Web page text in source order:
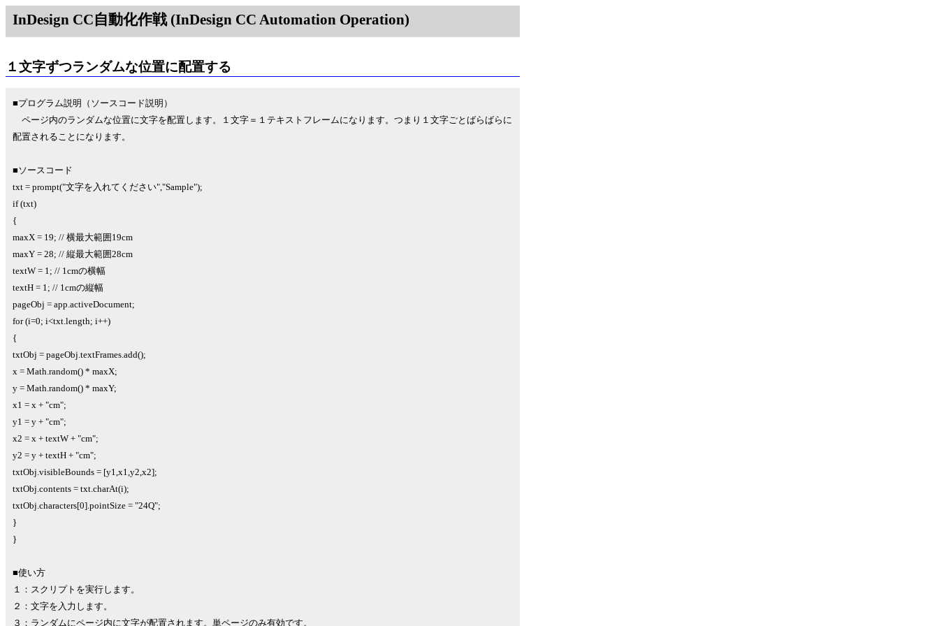
InDesign CC自動化作戦 (InDesign CC Automation Operation)
１文字ずつランダムな位置に配置する
■プログラム説明（ソースコード説明）
ページ内のランダムな位置に文字を配置します。１文字＝１テキストフレームになります。つまり１文字ごとばらばらに
配置されることになります。
■ソースコード
txt = prompt("文字を入れてください","Sample");
if (txt)
{
maxX = 19; // 横最大範囲19cm
maxY = 28; // 縦最大範囲28cm
textW = 1; // 1cmの横幅
textH = 1; // 1cmの縦幅
pageObj = app.activeDocument;
for (i=0; i<txt.length; i++)
{
txtObj = pageObj.textFrames.add();
x = Math.random() * maxX;
y = Math.random() * maxY;
x1 = x + "cm";
y1 = y + "cm";
x2 = x + textW + "cm";
y2 = y + textH + "cm";
txtObj.visibleBounds = [y1,x1,y2,x2];
txtObj.contents = txt.charAt(i);
txtObj.characters[0].pointSize = "24Q";
}
}
■使い方
１：スクリプトを実行します。
２：文字を入力します。
３：ランダムにページ内に文字が配置されます。単ページのみ有効です。